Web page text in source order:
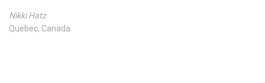
Nikki Hatz
Quebec, Canada